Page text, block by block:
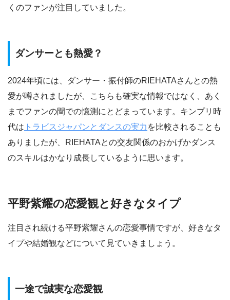
くのファンが注目していました。
ダンサーとも熱愛？
2024年頃には、ダンサー・振付師のRIEHATAさんとの熱
愛が噂されましたが、こちらも確実な情報ではなく、あく
までファンの間での憶測にとどまっています。キンプリ時
代は トラビスジャパンとダンスの実力 を比較されることも
ありましたが、RIEHATAとの交友関係のおかげかダンス
のスキルはかなり成長しているように思います。
平野紫耀の恋愛観と好きなタイプ
注目され続ける平野紫耀さんの恋愛事情ですが、好きなタ
イプや結婚観などについて見ていきましょう。
一途で誠実な恋愛観